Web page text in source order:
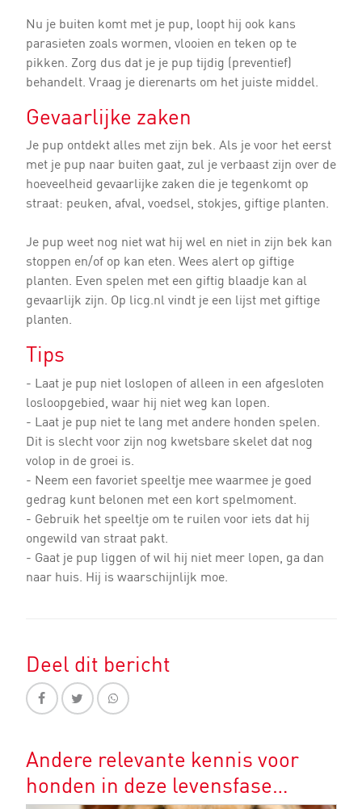
Nu je buiten komt met je pup, loopt hij ook kans
parasieten zoals wormen, vlooien en teken op te
pikken. Zorg dus dat je je pup tijdig (preventief)
behandelt. Vraag je dierenarts om het juiste middel.
Gevaarlijke zaken
Je pup ontdekt alles met zijn bek. Als je voor het eerst
met je pup naar buiten gaat, zul je verbaast zijn over de
hoeveelheid gevaarlijke zaken die je tegenkomt op
straat: peuken, afval, voedsel, stokjes, giftige planten.
Je pup weet nog niet wat hij wel en niet in zijn bek kan
stoppen en/of op kan eten. Wees alert op giftige
planten. Even spelen met een giftig blaadje kan al
gevaarlijk zijn. Op licg.nl vindt je een lijst met giftige
planten.
Tips
- Laat je pup niet loslopen of alleen in een afgesloten
losloopgebied, waar hij niet weg kan lopen.
- Laat je pup niet te lang met andere honden spelen.
Dit is slecht voor zijn nog kwetsbare skelet dat nog
volop in de groei is.
- Neem een favoriet speeltje mee waarmee je goed
gedrag kunt belonen met een kort spelmoment.
- Gebruik het speeltje om te ruilen voor iets dat hij
ongewild van straat pakt.
- Gaat je pup liggen of wil hij niet meer lopen, ga dan
naar huis. Hij is waarschijnlijk moe.
Deel dit bericht
Andere relevante kennis voor
honden in deze levensfase…